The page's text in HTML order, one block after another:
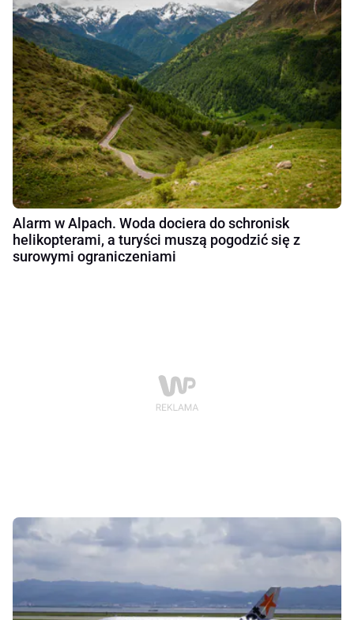
Alarm w Alpach. Woda dociera do schronisk
helikopterami, a turyści muszą pogodzić się z
surowymi ograniczeniami